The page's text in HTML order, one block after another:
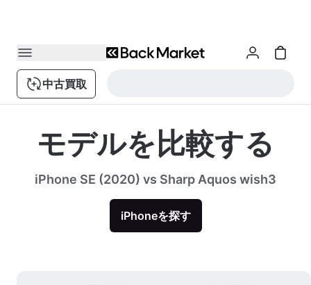
中古買取
モデルを比較する
iPhone SE (2020) vs Sharp Aquos wish3
iPhoneを探す